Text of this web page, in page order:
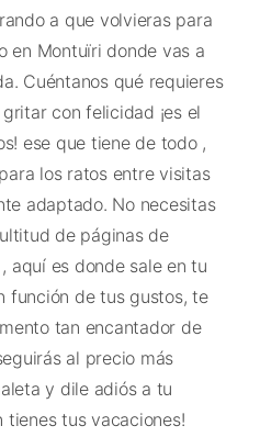
a que volvieras para
en Montuïri donde vas a
Cuéntanos qué requieres
con felicidad ¡es el
ese que tiene de todo ,
los ratos entre visitas
adaptado. No necesitas
de páginas de
aquí es donde sale en tu
función de tus gustos, te
tan encantador de
al precio más
y dile adiós a tu
tienes tus vacaciones!